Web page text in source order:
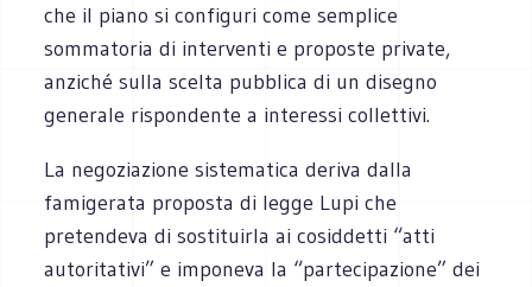
che il piano si configuri come semplice
sommatoria di interventi e proposte private,
anziché sulla scelta pubblica di un disegno
generale rispondente a interessi collettivi.
La negoziazione sistematica deriva dalla
famigerata proposta di legge Lupi che
pretendeva di sostituirla ai cosiddetti “atti
autoritativi” e imponeva la “partecipazione” dei